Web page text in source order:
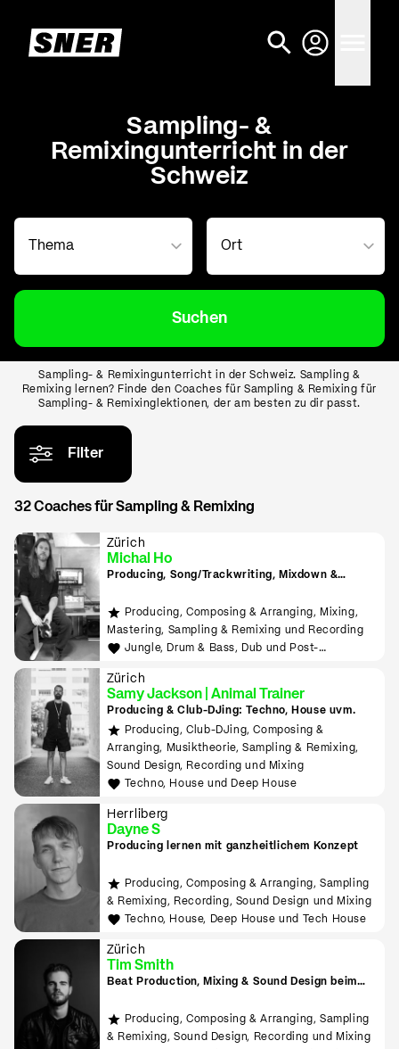
Sampling- &
Remixingunterricht in der
Schweiz
Suchen
Sampling- & Remixingunterricht in der Schweiz. Sampling &
Remixing lernen? Finde den Coaches für Sampling & Remixing für
Sampling- & Remixinglektionen, der am besten zu dir passt.
Filter
32 Coaches für Sampling & Remixing
Zürich
Michal Ho
Producing, Song/Trackwriting, Mixdown &
Tools sowie Live-Auftritte planen und
durchführen lernen
Producing, Composing & Arranging, Mixing,
Mastering, Sampling & Remixing und Recording
Jungle, Drum & Bass, Dub und Post-
Zürich
Samy Jackson | Animal Trainer
Producing & Club-DJing: Techno, House uvm.
Producing, Club-DJing, Composing &
Arranging, Musiktheorie, Sampling & Remixing,
Sound Design, Recording und Mixing
Techno, House und Deep House
Herrliberg
Dayne S
Producing lernen mit ganzheitlichem Konzept
Producing, Composing & Arranging, Sampling
& Remixing, Recording, Sound Design und Mixing
Techno, House, Deep House und Tech House
Zürich
Tim Smith
Beat Production, Mixing & Sound Design beim
Producing, Composing & Arranging, Sampling
& Remixing, Sound Design, Recording und Mixing